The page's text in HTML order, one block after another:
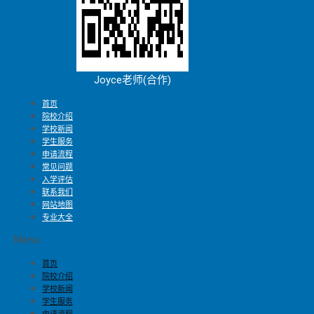
Joyce老师(合作)
首页
院校介绍
学校新闻
学生服务
申请流程
常见问题
入学评估
联系我们
网站地图
专业大全
Menu
首页
院校介绍
学校新闻
学生服务